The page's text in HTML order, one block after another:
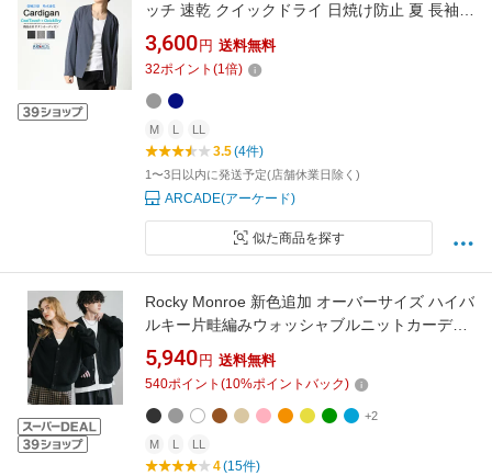
ッチ 速乾 クイックドライ 日焼け防止 夏 長袖
アウター ボタンレスカーディガン 無地
3,600 円 送料無料
32ポイント (1倍)
M L LL
3.5(4件)
1〜3日以内に発送予定(店舗休業日除く)
ARCADE(アーケード)
似た商品を探す
Rocky Monroe 新色追加 オーバーサイズ ハイバ
ルキー片畦編みウォッシャブルニットカーディ
ガン ロッキーモンロー トップス カーディガン
グレー ホワイト ブラック パープル オレンジ ピ
ンク ネイビー ブルー ブラウン グリーン イエロ
ー ベージュ【送料無料】
5,940 円 送料無料
540ポイント (10%ポイントバック)
+2
M L LL
4(15件)